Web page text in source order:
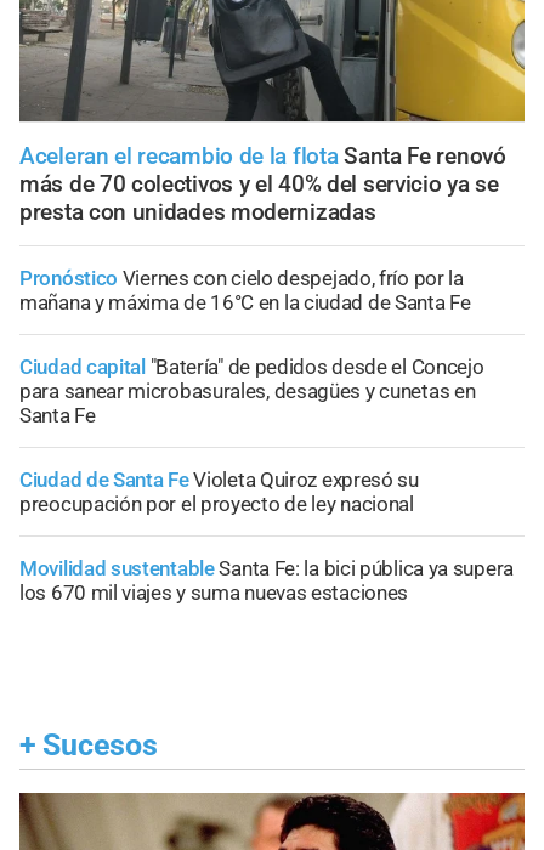
Aceleran el recambio de la flota Santa Fe renovó
más de 70 colectivos y el 40% del servicio ya se
presta con unidades modernizadas
Pronóstico Viernes con cielo despejado, frío por la
mañana y máxima de 16°C en la ciudad de Santa Fe
Ciudad capital "Batería" de pedidos desde el Concejo
para sanear microbasurales, desagües y cunetas en
Santa Fe
Ciudad de Santa FeVioleta Quiroz expresó su
preocupación por el proyecto de ley nacional
Movilidad sustentableSanta Fe: la bici pública ya supera
los 670 mil viajes y suma nuevas estaciones
+ Sucesos